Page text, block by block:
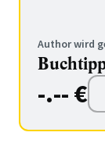
Author wird
-.-- €